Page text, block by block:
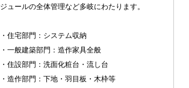
ジュールの全体管理など多岐にわたります。
・住宅部門：システム収納
・一般建築部門：造作家具全般
・住設部門：洗面化粧台・流し台
・造作部門：下地・羽目板・木枠等